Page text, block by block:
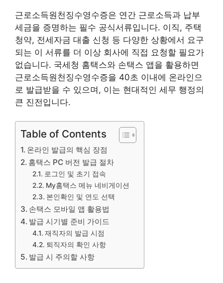
근로소득원천징수영수증은 연간 근로소득과 납부
세금을 증명하는 필수 공식서류입니다. 이직, 주택
청약, 전세자금 대출 신청 등 다양한 상황에서 요구
되는 이 서류를 더 이상 회사에 직접 요청할 필요가
없습니다. 국세청 홈택스와 손택스 앱을 활용하면
근로소득원천징수영수증을 40초 이내에 온라인으
로 발급받을 수 있으며, 이는 현대적인 세무 행정의
큰 진전입니다.
Table of Contents
온라인 발급의 핵심 장점
홈택스 PC 버전 발급 절차
로그인 및 초기 접속
My홈택스 메뉴 네비게이션
본인확인 및 연도 선택
손택스 모바일 앱 활용법
발급 시기별 준비 가이드
재직자의 발급 시점
퇴직자의 확인 사항
발급 시 주의할 사항